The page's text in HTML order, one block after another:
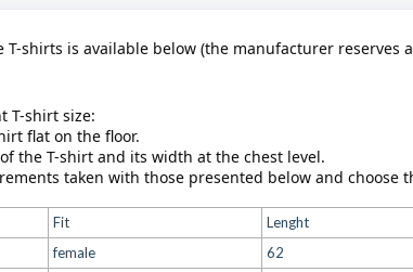
T-shirts is available below (the manufacturer reserves
T-shirt size:
flat on the floor.
the T-shirt and its width at the chest level.
taken with those presented below and choose
Fit Lenght
female 62